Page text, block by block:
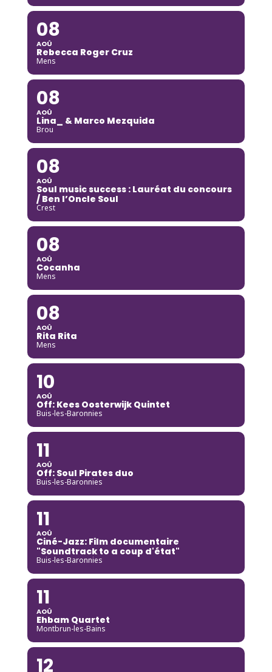
08
AOÛ
Rebecca Roger Cruz
Mens
08
AOÛ
Lina_ & Marco Mezquida
Brou
08
AOÛ
Soul music success : Lauréat du concours
/ Ben l’Oncle Soul
Crest
08
AOÛ
Cocanha
Mens
08
AOÛ
Rita Rita
Mens
10
AOÛ
Off: Kees Oosterwijk Quintet
Buis-les-Baronnies
11
AOÛ
Off: Soul Pirates duo
Buis-les-Baronnies
11
AOÛ
Ciné-Jazz: Film documentaire
"Soundtrack to a coup d'état"
Buis-les-Baronnies
11
AOÛ
Ehbam Quartet
Montbrun-les-Bains
12